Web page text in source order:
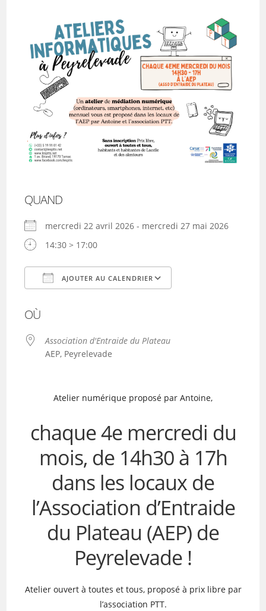
QUAND
mercredi 22 avril 2026 - mercredi 27 mai 2026
14:30 > 17:00
AJOUTER AU CALENDRIER
OÙ
Association d'Entraide du Plateau
AEP, Peyrelevade
Atelier numérique proposé par Antoine,
chaque 4e mercredi du
mois, de 14h30 à 17h
dans les locaux de
l’Association d’Entraide
du Plateau (AEP) de
Peyrelevade !
Atelier ouvert à toutes et tous, proposé à prix libre par
l’association PTT.